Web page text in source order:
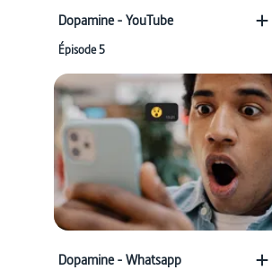
Dopamine - YouTube
Épisode 5
Dopamine - Whatsapp